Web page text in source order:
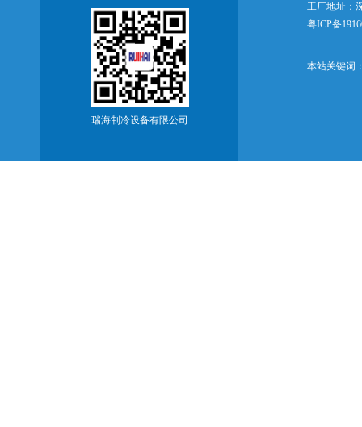
瑞海制冷设备有限公司
工厂地址：
粤ICP备
本站关键词